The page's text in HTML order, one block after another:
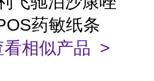
药敏纸条
看相似产品 >